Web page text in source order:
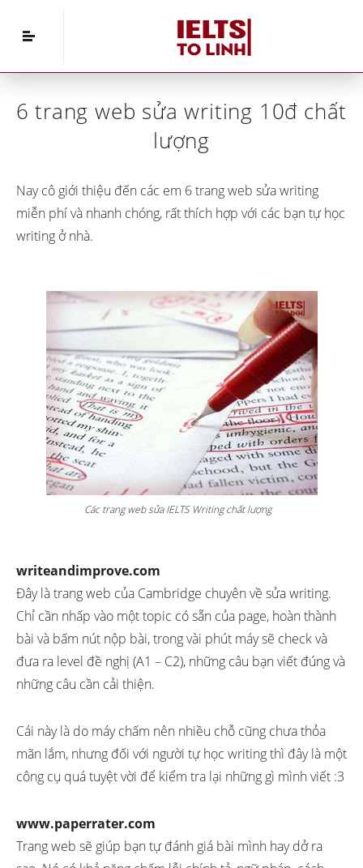
»6 trang web sửa writing
10đ chất lượng
6 trang web sửa writing 10đ chất
lượng
Nay cô giới thiệu đến các em 6 trang web sửa writing
miễn phí và nhanh chóng, rất thích hợp với các bạn tự học
writing ở nhà.
Các trang web sửa IELTS Writing chất lượng
writeandimprove.com
Đây là trang web của Cambridge chuyên về sửa writing.
Chỉ cần nhấp vào một topic có sẵn của page, hoàn thành
bài và bấm nút nộp bài, trong vài phút máy sẽ check và
đưa ra level đề nghị (A1 – C2), những câu bạn viết đúng và
những câu cần cải thiện.
Cái này là do máy chấm nên nhiều chỗ cũng chưa thỏa
mãn lắm, nhưng đối với người tự học writing thì đây là một
công cụ quá tuyệt vời để kiểm tra lại những gì mình viết :3
www.paperrater.com
Trang web sẽ giúp bạn tự đánh giá bài mình hay dở ra